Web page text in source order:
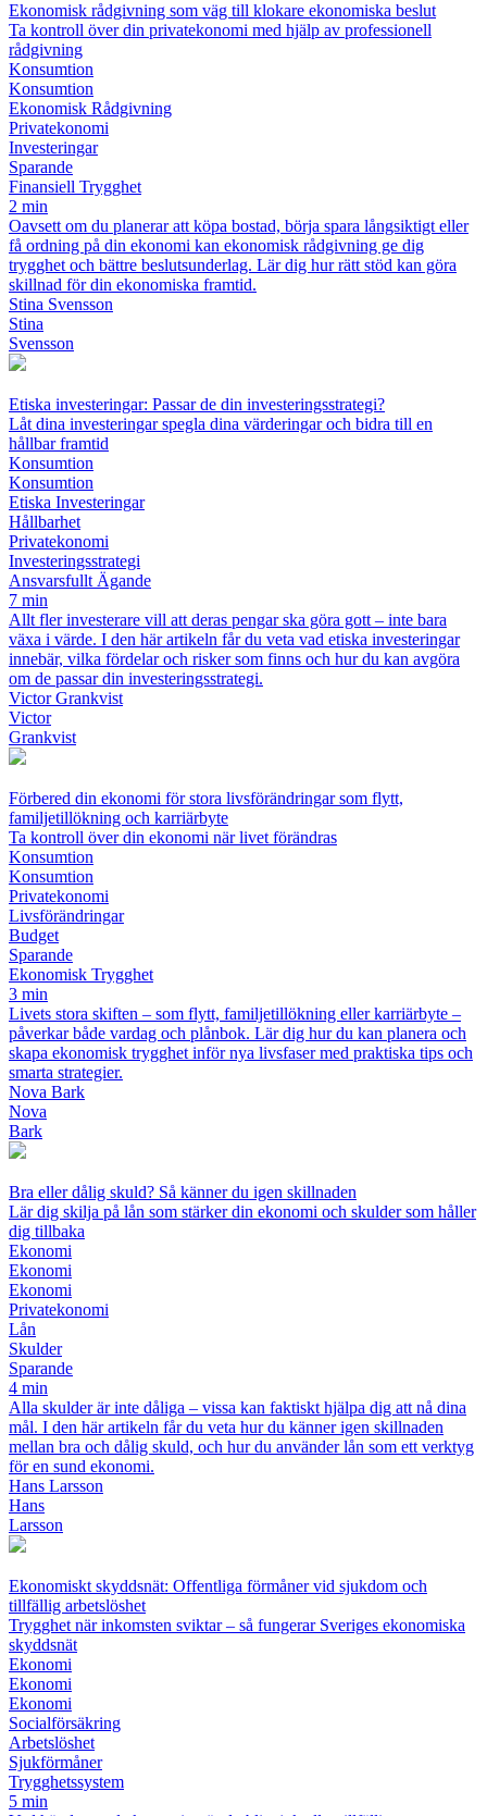
Ekonomisk rådgivning som väg till klokare ekonomiska beslut
Ta kontroll över din privatekonomi med hjälp av professionell
rådgivning
Konsumtion
Konsumtion
Ekonomisk Rådgivning
Privatekonomi
Investeringar
Sparande
Finansiell Trygghet
2 min
Oavsett om du planerar att köpa bostad, börja spara långsiktigt eller
få ordning på din ekonomi kan ekonomisk rådgivning ge dig
trygghet och bättre beslutsunderlag. Lär dig hur rätt stöd kan göra
skillnad för din ekonomiska framtid.
Stina Svensson
Stina
Svensson
Etiska investeringar: Passar de din investeringsstrategi?
Låt dina investeringar spegla dina värderingar och bidra till en
hållbar framtid
Konsumtion
Konsumtion
Etiska Investeringar
Hållbarhet
Privatekonomi
Investeringsstrategi
Ansvarsfullt Ägande
7 min
Allt fler investerare vill att deras pengar ska göra gott – inte bara
växa i värde. I den här artikeln får du veta vad etiska investeringar
innebär, vilka fördelar och risker som finns och hur du kan avgöra
om de passar din investeringsstrategi.
Victor Grankvist
Victor
Grankvist
Förbered din ekonomi för stora livsförändringar som flytt,
familjetillökning och karriärbyte
Ta kontroll över din ekonomi när livet förändras
Konsumtion
Konsumtion
Privatekonomi
Livsförändringar
Budget
Sparande
Ekonomisk Trygghet
3 min
Livets stora skiften – som flytt, familjetillökning eller karriärbyte –
påverkar både vardag och plånbok. Lär dig hur du kan planera och
skapa ekonomisk trygghet inför nya livsfaser med praktiska tips och
smarta strategier.
Nova Bark
Nova
Bark
Bra eller dålig skuld? Så känner du igen skillnaden
Lär dig skilja på lån som stärker din ekonomi och skulder som håller
dig tillbaka
Ekonomi
Ekonomi
Ekonomi
Privatekonomi
Lån
Skulder
Sparande
4 min
Alla skulder är inte dåliga – vissa kan faktiskt hjälpa dig att nå dina
mål. I den här artikeln får du veta hur du känner igen skillnaden
mellan bra och dålig skuld, och hur du använder lån som ett verktyg
för en sund ekonomi.
Hans Larsson
Hans
Larsson
Ekonomiskt skyddsnät: Offentliga förmåner vid sjukdom och
tillfällig arbetslöshet
Trygghet när inkomsten sviktar – så fungerar Sveriges ekonomiska
skyddsnät
Ekonomi
Ekonomi
Ekonomi
Socialförsäkring
Arbetslöshet
Sjukförmåner
Trygghetssystem
5 min